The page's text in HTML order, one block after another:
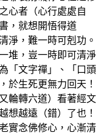
心者（心行處處自
，就想開悟得道
淨，難一時可剋功。
堆，豈一時即可清淨
「文字禪」、「口頭
於生死更無力回天！
輪轉六道）看著經文
想越遠（錯）了也！
實念佛修心，心漸清